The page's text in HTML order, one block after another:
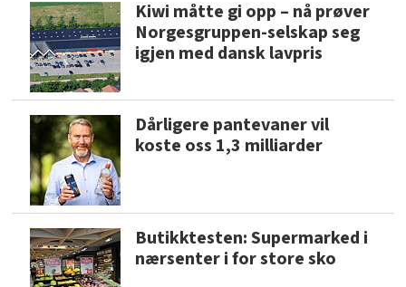
Kiwi måtte gi opp – nå prøver
Norgesgruppen-selskap seg
igjen med dansk lavpris
Dårligere pantevaner vil
koste oss 1,3 milliarder
Butikktesten: Supermarked i
nærsenter i for store sko